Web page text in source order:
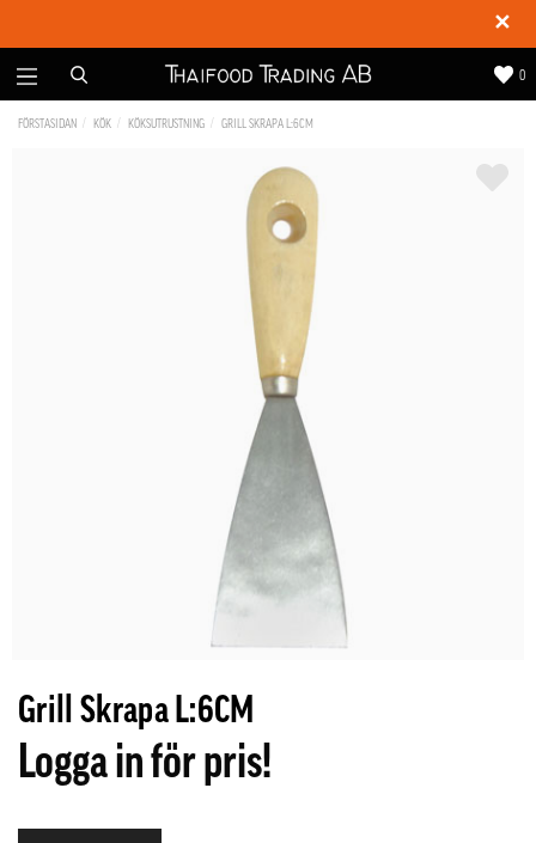
✕
0
FÖRSTASIDAN KÖK KÖKSUTRUSTNING GRILL SKRAPA L:6CM
Grill Skrapa L:6CM
Logga in för pris!